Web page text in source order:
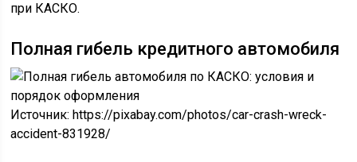
при КАСКО.
Полная гибель кредитного автомобиля
Источник: https://pixabay.com/photos/car-crash-wreck-
accident-831928/